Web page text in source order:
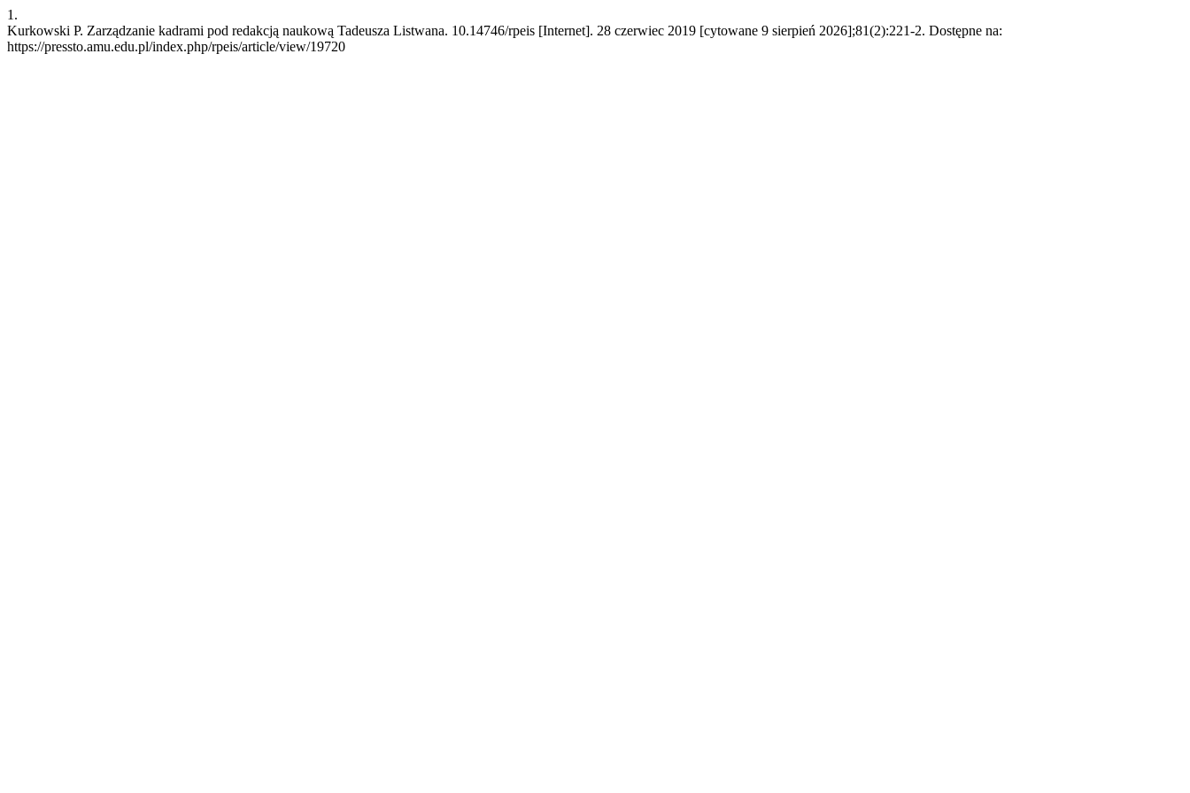
1.
Kurkowski P. Zarządzanie kadrami pod redakcją naukową Tadeusza Listwana. 10.14746/rpeis [Internet]. 28 czerwiec 2019 [cytowane 9 sierpień 2026];81(2):221-2. Dostępne na:
https://pressto.amu.edu.pl/index.php/rpeis/article/view/19720